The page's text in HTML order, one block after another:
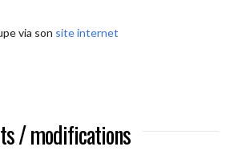
via son site internet
/ modifications